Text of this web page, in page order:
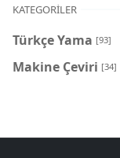
KATEGORILER
Türkçe Yama [93]
Makine Çeviri [34]